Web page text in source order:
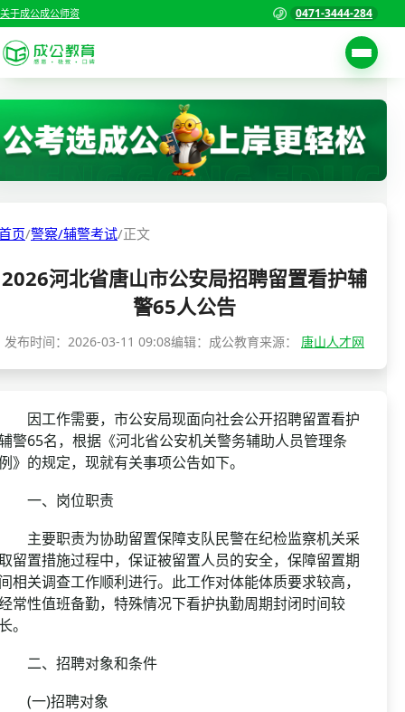
关于成公成公师资 0471-3444-284
考试公告
职位表
准考证打印
成绩查询
分数线
面试补录
历年真题
公务员课程
首页
国家公务员考试
三支一扶考试
警察/辅警考试
国企/银行考试
页/警察/辅警考试/正文
2026河北省唐山市公安局招聘留置看护辅
警65人公告
发布时间： 2026-03-11 09:08编辑：成公教育来源： 唐山人才网
工作需要，市公安局现面向社会公开招聘留置看护
警65名，根据《河北省公安机关警务辅助人员管理条
》的规定，现就有关事项公告如下。
、岗位职责
要职责为协助留置保障支队民警在纪检监察机关采
留置措施过程中，保证被留置人员的安全，保障留置期
相关调查工作顺利进行。此工作对体能体质要求较高，
常性值班备勤，特殊情况下看护执勤周期封闭时间较
。
、招聘对象和条件
一)招聘对象